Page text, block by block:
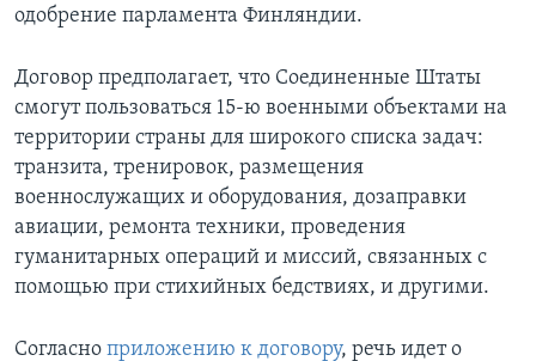
одобрение парламента Финляндии.
Договор предполагает, что Соединенные Штаты
смогут пользоваться 15-ю военными объектами на
территории страны для широкого списка задач:
транзита, тренировок, размещения
военнослужащих и оборудования, дозаправки
авиации, ремонта техники, проведения
гуманитарных операций и миссий, связанных с
помощью при стихийных бедствиях, и другими.
Согласно приложению к договору, речь идет о